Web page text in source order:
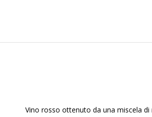
Vino rosso ottenuto da una miscela